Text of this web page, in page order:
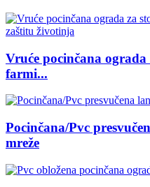
Vruće pocinčana
farmi...
Pocinčana/Pvc
mreže